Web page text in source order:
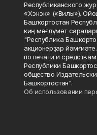
Республиканского
«Хэнэк» («Вилы»).
Башҡортостан
киң мәғлүмәт
"Республика
акционерҙар
по печати и
Республики
общество
Башкортостан".
Об использовании